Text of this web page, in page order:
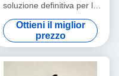
soluzione definitiva per le
esigenze di protezione
dall'umidità
Ottieni il miglior
prezzo